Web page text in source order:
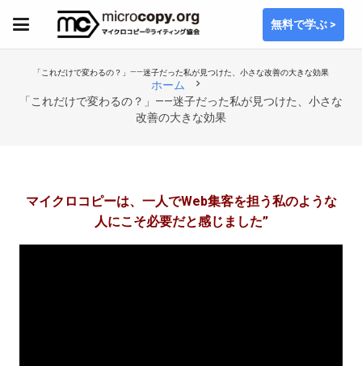
無料で学ぶ >
「これだけで変わるの？」——迷子だった私が見つけた、小さな改善の大きな効果
ホーム chevron_right
「これだけで変わるの？」——迷子だった私が見つけた、小さな
改善の大きな効果
マイクロコピーは、一人でWeb集客を担う私のような
人にこそ必要だと感じました”